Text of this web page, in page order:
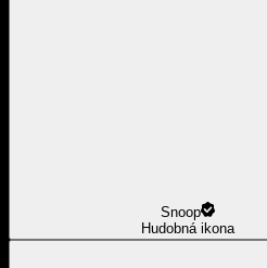
Snoop
Hudobná ikona